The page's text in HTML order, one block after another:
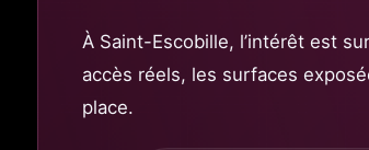
À Saint-Escobille, l’intérêt est
accès réels, les surfaces
place.